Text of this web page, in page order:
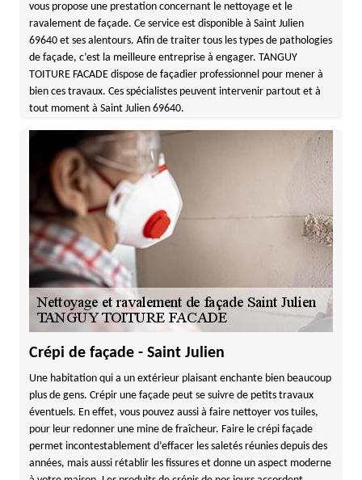
vous propose une prestation concernant le nettoyage et le
ravalement de façade. Ce service est disponible à Saint Julien
69640 et ses alentours. Afin de traiter tous les types de pathologies
de façade, c’est la meilleure entreprise à engager. TANGUY
TOITURE FACADE dispose de façadier professionnel pour mener à
bien ces travaux. Ces spécialistes peuvent intervenir partout et à
tout moment à Saint Julien 69640.
Crépi de façade - Saint Julien
Une habitation qui a un extérieur plaisant enchante bien beaucoup
plus de gens. Crépir une façade peut se suivre de petits travaux
éventuels. En effet, vous pouvez aussi à faire nettoyer vos tuiles,
pour leur redonner une mine de fraîcheur. Faire le crépi façade
permet incontestablement d’effacer les saletés réunies depuis des
années, mais aussi rétablir les fissures et donne un aspect moderne